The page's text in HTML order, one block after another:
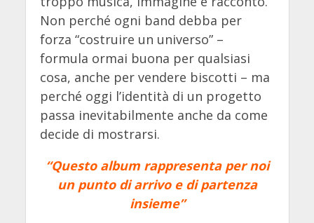
Non perché ogni band debba per
forza “costruire un universo” –
formula ormai buona per qualsiasi
cosa, anche per vendere biscotti – ma
perché oggi l’identità di un progetto
passa inevitabilmente anche da come
decide di mostrarsi.
“Questo album rappresenta per noi
un punto di arrivo e di partenza
insieme”